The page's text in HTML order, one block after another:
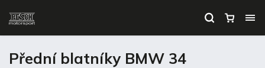
Přední blatníky BMW 34